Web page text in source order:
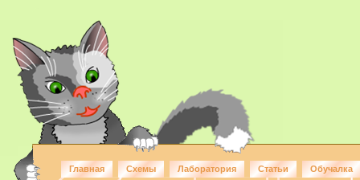
Главная Схемы Лаборатория Статьи Обучалка